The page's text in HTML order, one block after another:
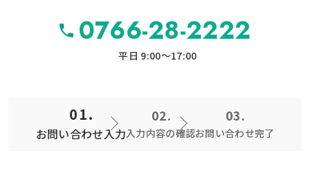
0766-28-2222
平日 9:00〜17:00
お問い合わせ入力入力内容の確認お問い合わせ完了